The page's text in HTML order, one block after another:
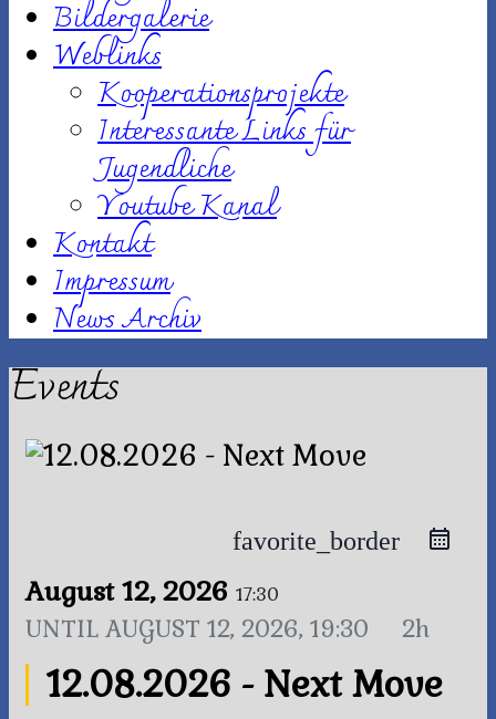
Bildergalerie
Weblinks
Kooperationsprojekte
Interessante Links für
Jugendliche
Youtube Kanal
Kontakt
Impressum
News Archiv
Events
favorite_border
August 12, 2026 17:30
UNTIL AUGUST 12, 2026, 19:30 2h
12.08.2026 - Next Move